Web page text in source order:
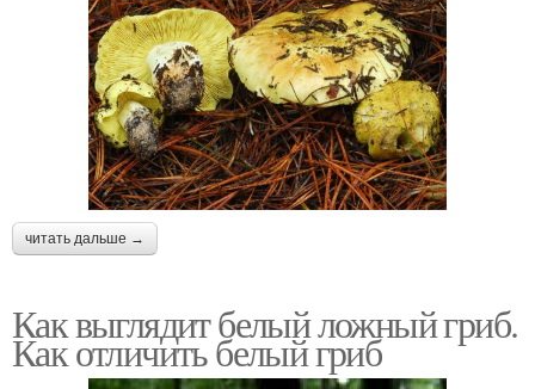
читать дальше →
Как выглядит белый ложный гриб.
Как отличить белый гриб